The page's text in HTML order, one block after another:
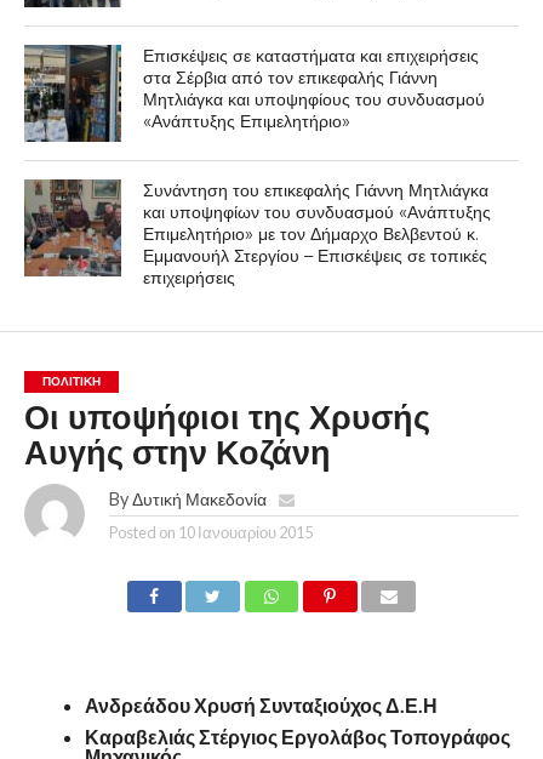
Επισκέψεις σε καταστήματα και επιχειρήσεις
στα Σέρβια από τον επικεφαλής Γιάννη
Μητλιάγκα και υποψηφίους του συνδυασμού
«Ανάπτυξης Επιμελητήριο»
Συνάντηση του επικεφαλής Γιάννη Μητλιάγκα
και υποψηφίων του συνδυασμού «Ανάπτυξης
Επιμελητήριο» με τον Δήμαρχο Βελβεντού κ.
Εμμανουήλ Στεργίου – Επισκέψεις σε τοπικές
επιχειρήσεις
ΠΟΛΙΤΙΚΉ
Οι υποψήφιοι της Χρυσής
Αυγής στην Κοζάνη
By Δυτική Μακεδονία
Posted on 10 Ιανουαρίου 2015
Ανδρεάδου Χρυσή Συνταξιούχος Δ.Ε.Η
Καραβελιάς Στέργιος Εργολάβος Τοπογράφος